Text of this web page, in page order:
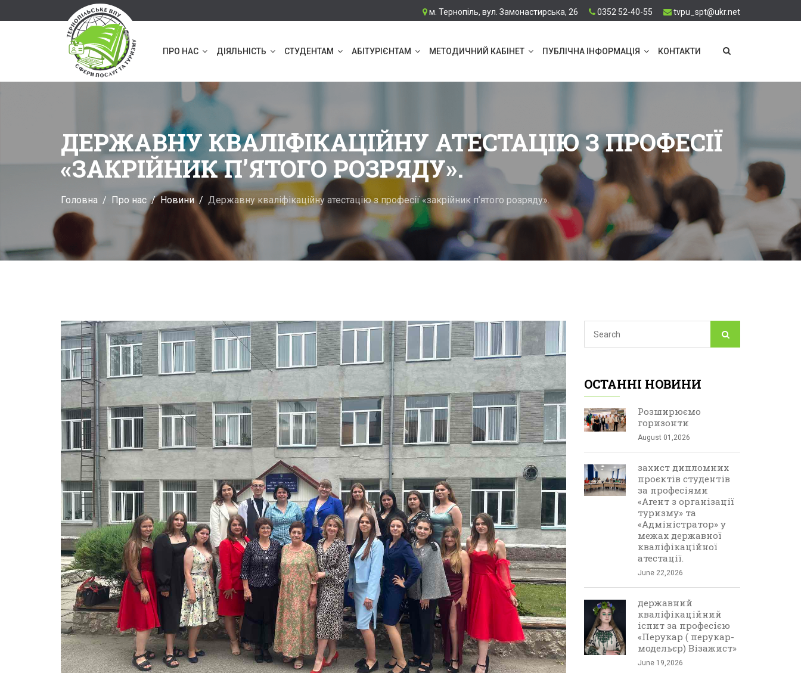
м. Тернопіль, вул. Замонастирська, 26 0352 52-40-55 tvpu_spt@ukr.net
ПРО НАС ДІЯЛЬНІСТЬ СТУДЕНТАМ АБІТУРІЄНТАМ МЕТОДИЧНИЙ КАБІНЕТ ПУБЛІЧНА ІНФОРМАЦІЯ КОНТАКТИ
ДЕРЖАВНУ КВАЛІФІКАЦІЙНУ АТЕСТАЦІЮ З ПРОФЕСІЇ
«ЗАКРІЙНИК П’ЯТОГО РОЗРЯДУ».
Головна Про нас Новини Державну кваліфікаційну атестацію з професії «закрійник п’ятого розряду».
ОСТАННІ НОВИНИ
Розширюємо
горизонти
August 01,2026
захист дипломних
проєктів студентів
за професіями
«Агент з організації
туризму» та
«Адміністратор» у
межах державної
кваліфікаційної
атестації.
June 22,2026
державний
кваліфікаційний
іспит за професією
«Перукар ( перукар-
модельєр) Візажист»
June 19,2026